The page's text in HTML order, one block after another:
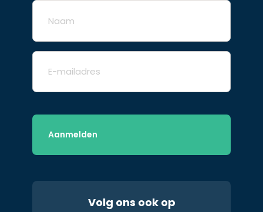
Naam
E-
mailadres
Volg ons ook op